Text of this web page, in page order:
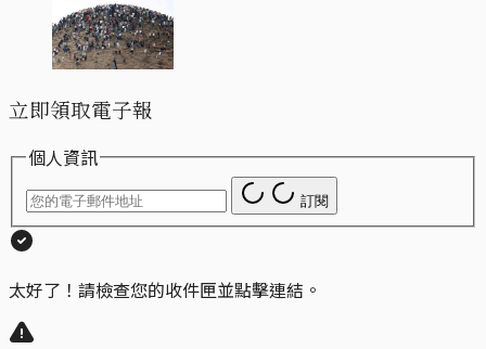
立即領取電子報
個人資訊
訂閱
太好了！請檢查您的收件匣並點擊連結。